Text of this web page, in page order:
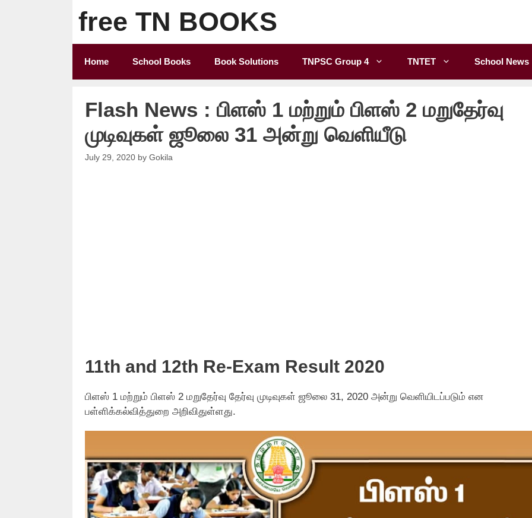
free TN BOOKS
Home School Books Book Solutions TNPSC Group 4 TNTET School News
Flash News : பிளஸ் 1 மற்றும் பிளஸ் 2 மறுதேர்வு
முடிவுகள் ஜூலை 31 அன்று வெளியீடு
July 29, 2020 by Gokila
11th and 12th Re-Exam Result 2020
பிளஸ் 1 மற்றும் பிளஸ் 2 மறுதேர்வு தேர்வு முடிவுகள் ஜூலை 31, 2020 அன்று வெளியிடப்படும் என
பள்ளிக்கல்வித்துறை அறிவிதுள்ளது.